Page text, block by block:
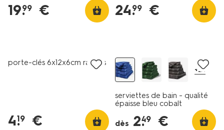
19.
99 € 24.
99 €
porte-clés 6x12x6cm raviolis
4.
19 €
+21
serviettes de bain - qualité
épaisse bleu cobalt
dès 2.
49 €